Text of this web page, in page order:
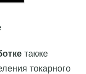
также
токарного